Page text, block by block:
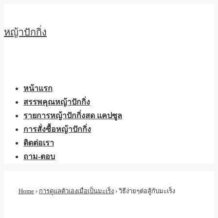
to
หญ้าปักกิ่ง
Navigation
หน้าแรก
สรรพคุณหญ้าปักกิ่ง
รายการหญ้าปักกิ่งสด แคปซูล
การสั่งซื้อหญ้าปักกิ่ง
ติดต่อเรา
ถาม-ตอบ
Home › การดูแลตัวเองเมื่อเป็นมะเร็ง › วิธีง่ายๆต่อสู้กับมะเร็ง